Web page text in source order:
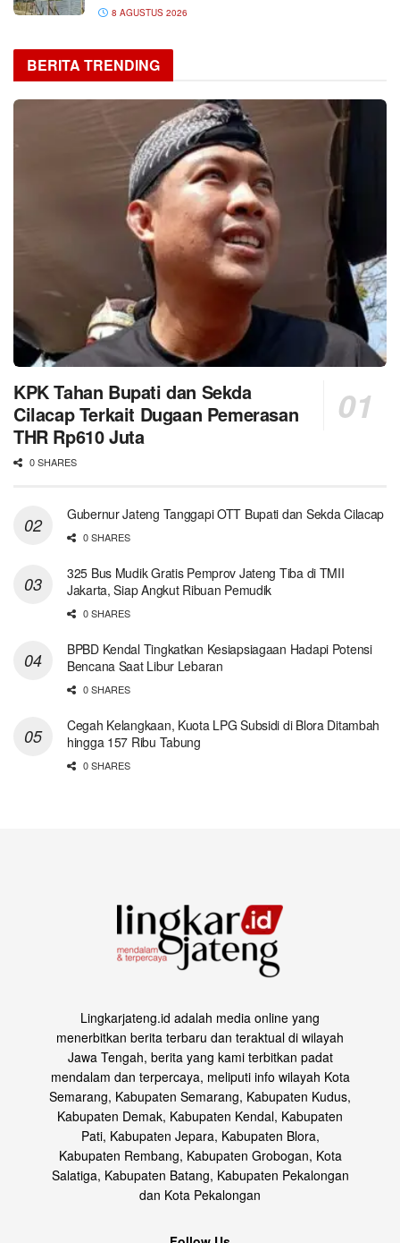
8 AGUSTUS 2026
BERITA TRENDING
KPK Tahan Bupati dan Sekda
Cilacap Terkait Dugaan Pemerasan
THR Rp610 Juta
0 SHARES
Gubernur Jateng Tanggapi OTT Bupati dan Sekda Cilacap
0 SHARES
325 Bus Mudik Gratis Pemprov Jateng Tiba di TMII
Jakarta, Siap Angkut Ribuan Pemudik
0 SHARES
BPBD Kendal Tingkatkan Kesiapsiagaan Hadapi Potensi
Bencana Saat Libur Lebaran
0 SHARES
Cegah Kelangkaan, Kuota LPG Subsidi di Blora Ditambah
hingga 157 Ribu Tabung
0 SHARES
Lingkarjateng.id adalah media online yang
menerbitkan berita terbaru dan teraktual di wilayah
Jawa Tengah, berita yang kami terbitkan padat
mendalam dan terpercaya, meliputi info wilayah Kota
Semarang, Kabupaten Semarang, Kabupaten Kudus,
Kabupaten Demak, Kabupaten Kendal, Kabupaten
Pati, Kabupaten Jepara, Kabupaten Blora,
Kabupaten Rembang, Kabupaten Grobogan, Kota
Salatiga, Kabupaten Batang, Kabupaten Pekalongan
dan Kota Pekalongan